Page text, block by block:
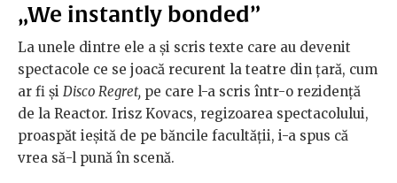
„We instantly bonded”
La unele dintre ele a și scris texte care au devenit
spectacole ce se joacă recurent la teatre din țară, cum
ar fi și Disco Regret, pe care l-a scris într-o rezidență
de la Reactor. Irisz Kovacs, regizoarea spectacolului,
proaspăt ieșită de pe băncile facultății, i-a spus că
vrea să-l pună în scenă.